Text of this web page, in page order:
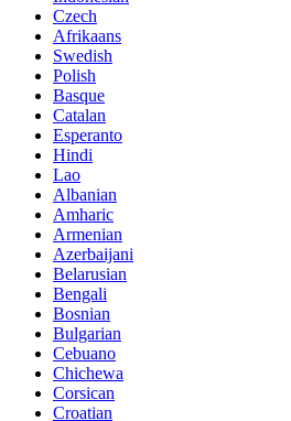
Czech
Afrikaans
Swedish
Polish
Basque
Catalan
Esperanto
Hindi
Lao
Albanian
Amharic
Armenian
Azerbaijani
Belarusian
Bengali
Bosnian
Bulgarian
Cebuano
Chichewa
Corsican
Croatian